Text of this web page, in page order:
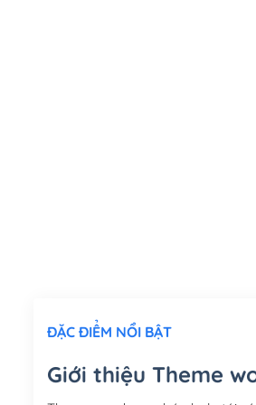
ĐẶC ĐIỂM NỔI BẬT
Giới thiệu Theme